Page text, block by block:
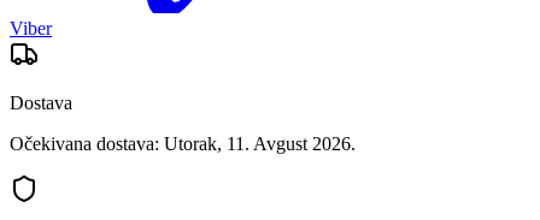
Viber
Dostava
Očekivana dostava: Utorak, 11. Avgust 2026.